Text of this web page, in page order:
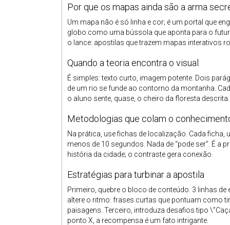
Por que os mapas ainda são a arma
Um mapa não é só linha e cor; é um portal que
globo como uma bússola que aponta para o
o lance: apostilas que trazem mapas interativos
Quando a teoria encontra o visual
É simples: texto curto, imagem potente. Dois
de um rio se funde ao contorno da montanha.
o aluno sente, quase, o cheiro da floresta descrita.
Metodologias que colam o
Na prática, use fichas de localização. Cada ficha,
menos de 10 segundos. Nada de “pode ser”. É a
história da cidade; o contraste gera conexão.
Estratégias para turbinar a apostila
Primeiro, quebre o bloco de conteúdo. 3 linhas
altere o ritmo: frases curtas que pontuam como
paisagens. Terceiro, introduza desafios tipo
ponto X, a recompensa é um fato intrigante.